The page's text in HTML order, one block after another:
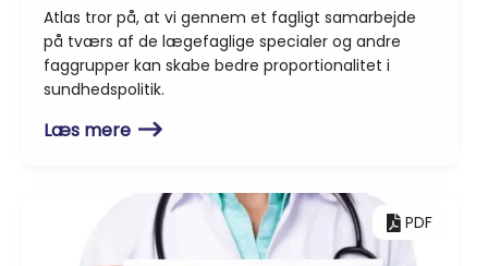
Atlas tror på, at vi gennem et fagligt samarbejde
på tværs af de lægefaglige specialer og andre
faggrupper kan skabe bedre proportionalitet i
sundhedspolitik.
Læs mere
PDF